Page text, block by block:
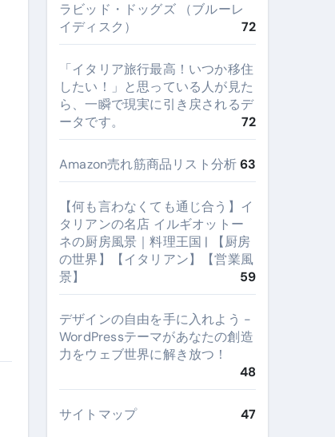
ラビッド・ドッグズ （ブルーレ
イディスク）
72
​「イタリア旅行最高！いつか移住
したい！」と思っている人が見た
ら、一瞬で現実に引き戻されるデ
ータです。
72
Amazon売れ筋商品リスト分析63
【何も言わなくても通じ合う】イ
タリアンの名店 イルギオットー
ネの厨房風景｜料理王国 | 【厨房
の世界】【イタリアン】【営業風
景】
59
デザインの自由を手に入れよう -
WordPressテーマがあなたの創造
力をウェブ世界に解き放つ！
48
サイトマップ 47